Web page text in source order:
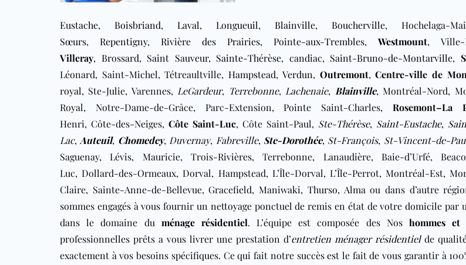
Eustache,Boisbriand,Laval,Longueuil,Blainville,Boucherville,Hochelaga-
Sœurs,Repentigny,Rivière des Prairies,Pointe-aux-Trembles,Westmount,
Villeray, Brossard, Saint Sauveur, Sainte-Thérèse, candiac, Saint-Bruno-de-Montarville,
Léonard, Saint-Michel, Tétreaultville,Hampstead, Verdun, Outremont,Centre-ville de
royal, Ste-Julie, Varennes, LeGardeur, Terrebonne, Lachenaie, Blainville,Montréal-Nord,
Royal, Notre-Dame-de-Grâce, Parc-Extension, Pointe Saint-Charles, Rosemont–La
Henri, Côte-des-Neiges, Côte Saint-Luc, Côte Saint-Paul, Ste-Thérèse, Saint-Eustache,
Lac, Auteuil, Chomedey, Duvernay, Fabreville, Ste-Dorothée, St-François, St-Vincent-de-
Saguenay, Lévis, Mauricie, Trois-Rivières, Terrebonne, Lanaudière, Baie-d’Urfé,
Luc, Dollard-des-Ormeaux, Dorval, Hampstead, L’Île-Dorval, L’Île-Perrot, Montréal-Est,
Claire, Sainte-Anne-de-Bellevue, Gracefield, Maniwaki, Thurso, Alma ou dans d’autre
sommes engagés à vous fournir un nettoyage ponctuel de remis en état de votre domicile par
dans le domaine du ménage résidentiel. L’équipe est composée des Nos hommes et
professionnelles prêts a vous livrer une prestation d’entretien ménager résidentielde
exactement à vos besoins spécifiques. Ce qui fait notre succès est le fait de vous garantir à